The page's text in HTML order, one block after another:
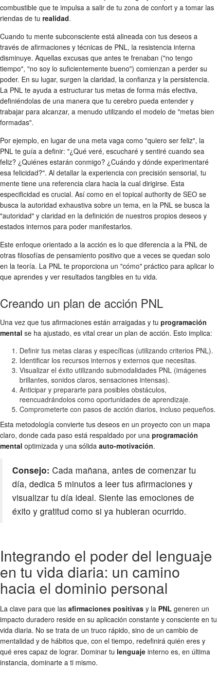
combustible que te impulsa a salir de tu zona de confort y a tomar las
riendas de tu realidad.
Cuando tu mente subconsciente está alineada con tus deseos a
través de afirmaciones y técnicas de PNL, la resistencia interna
disminuye. Aquellas excusas que antes te frenaban ("no tengo
tiempo", "no soy lo suficientemente bueno") comienzan a perder su
poder. En su lugar, surgen la claridad, la confianza y la persistencia.
La PNL te ayuda a estructurar tus metas de forma más efectiva,
definiéndolas de una manera que tu cerebro pueda entender y
trabajar para alcanzar, a menudo utilizando el modelo de "metas bien
formadas".
Por ejemplo, en lugar de una meta vaga como "quiero ser feliz", la
PNL te guía a definir: "¿Qué veré, escucharé y sentiré cuando sea
feliz? ¿Quiénes estarán conmigo? ¿Cuándo y dónde experimentaré
esa felicidad?". Al detallar la experiencia con precisión sensorial, tu
mente tiene una referencia clara hacia la cual dirigirse. Esta
especificidad es crucial. Así como en el topical authority de SEO se
busca la autoridad exhaustiva sobre un tema, en la PNL se busca la
"autoridad" y claridad en la definición de nuestros propios deseos y
estados internos para poder manifestarlos.
Este enfoque orientado a la acción es lo que diferencia a la PNL de
otras filosofías de pensamiento positivo que a veces se quedan solo
en la teoría. La PNL te proporciona un "cómo" práctico para aplicar lo
que aprendes y ver resultados tangibles en tu vida.
Creando un plan de acción PNL
Una vez que tus afirmaciones están arraigadas y tu programación
mental se ha ajustado, es vital crear un plan de acción. Esto implica:
Definir tus metas claras y específicas (utilizando criterios PNL).
Identificar los recursos internos y externos que necesitas.
Visualizar el éxito utilizando submodalidades PNL (imágenes
brillantes, sonidos claros, sensaciones intensas).
Anticipar y prepararte para posibles obstáculos,
reencuadrándolos como oportunidades de aprendizaje.
Comprometerte con pasos de acción diarios, incluso pequeños.
Esta metodología convierte tus deseos en un proyecto con un mapa
claro, donde cada paso está respaldado por una programación
mental optimizada y una sólida auto-motivación.
Consejo: Cada mañana, antes de comenzar tu
día, dedica 5 minutos a leer tus afirmaciones y
visualizar tu día ideal. Siente las emociones de
éxito y gratitud como si ya hubieran ocurrido.
Integrando el poder del lenguaje
en tu vida diaria: un camino
hacia el dominio personal
La clave para que las afirmaciones positivas y la PNL generen un
impacto duradero reside en su aplicación constante y consciente en tu
vida diaria. No se trata de un truco rápido, sino de un cambio de
mentalidad y de hábitos que, con el tiempo, redefinirá quién eres y
qué eres capaz de lograr. Dominar tu lenguaje interno es, en última
instancia, dominarte a ti mismo.